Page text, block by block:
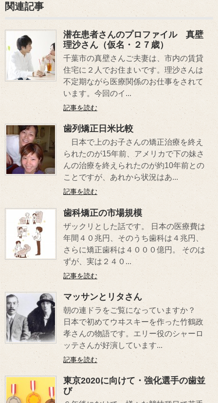
関連記事
潜在患者さんのプロファイル 真壁
理沙さん（仮名・２７歳）
千葉市の真壁さんご夫妻は、市内の賃貸
住宅に２人でお住まいです。理沙さんは
不定期ながら医療関係のお仕事をされて
います。今回のイ...
記事を読む
歯列矯正日米比較
日本で上のお子さんの矯正治療を終え
られたのが15年前、アメリカで下の妹さ
んの治療を終えられたのが約10年前との
ことですが、あれから状況はあ...
記事を読む
歯科矯正の市場規模
ザックリとした話です。 日本の医療費は
年間４０兆円、そのうち歯科は４兆円、
さらに矯正歯科は４０００億円。 そのは
ずが、実は２４０...
記事を読む
マッサンとリタさん
朝の連ドラをご覧になっていますか？
日本で初めてウヰスキーを作った竹鶴政
孝さんの物語です。エリー役のシャーロ
ッテさんが好演しています...
記事を読む
東京2020に向けて・強化選手の歯並
び